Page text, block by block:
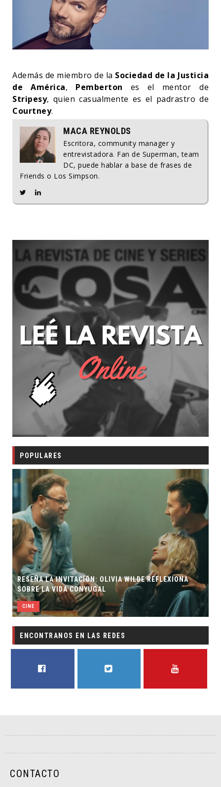
Además de miembro de la Sociedad de la Justicia
de América, Pemberton es el mentor de
Stripesy, quien casualmente es el padrastro de
Courtney.
MACA REYNOLDS
Escritora, community manager y
entrevistadora. Fan de Superman, team
DC, puede hablar a base de frases de
Friends o Los Simpson.
POPULARES
RESEÑA LA INVITACIÓN: OLIVIA WILDE REFLEXIONA
SOBRE LA VIDA CONYUGAL
CINE
ENCONTRANOS EN LAS REDES
CONTACTO